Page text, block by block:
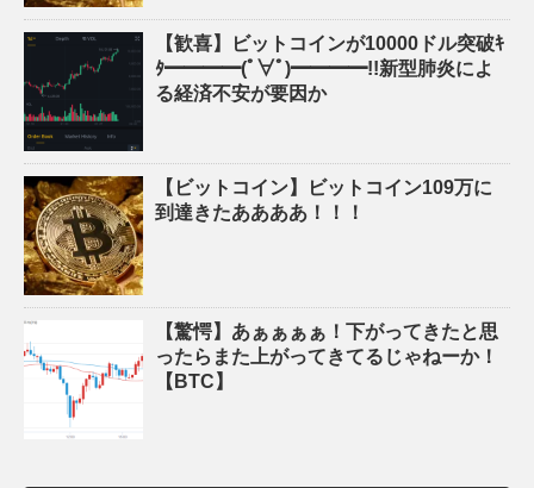
【歓喜】ビットコインが10000ドル突破ｷ
ﾀ━━━━(ﾟ∀ﾟ)━━━━!!新型肺炎によ
る経済不安が要因か
【ビットコイン】ビットコイン109万に
到達きたああああ！！！
【驚愕】あぁぁぁぁ！下がってきたと思
ったらまた上がってきてるじゃねーか！
【BTC】